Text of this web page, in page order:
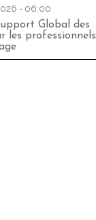
- 06:00
Global des
les professionnels